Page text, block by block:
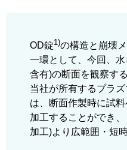
OD錠1)の構造と崩壊
一環として、今回、
含有)の断面を観察す
当社が所有するプラ
は、断面作製時に試
加工することができ
加工)より広範囲・短